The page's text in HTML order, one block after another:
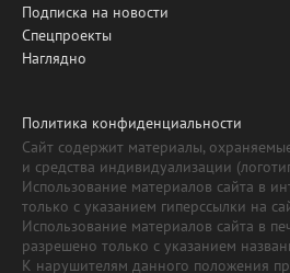
Подписка на новости
Спецпроекты
Наглядно
Политика конфиденциальности
Сайт содержит материалы,
и средства индивидуализации
Использование материалов сайта в
только с указанием гиперссылки на
Использование материалов сайта в
разрешено только с указанием
К нарушителям данного положения